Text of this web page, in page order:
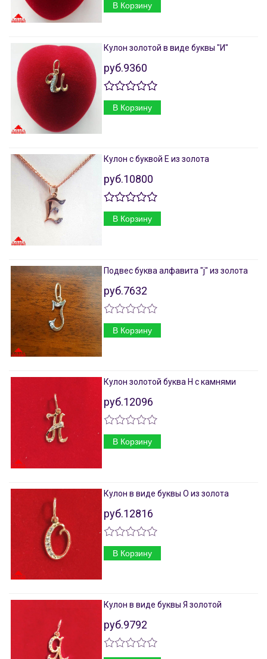
В Корзину
Кулон золотой в виде буквы "И"
руб.9360
В Корзину
Кулон с буквой Е из золота
руб.10800
В Корзину
Подвес буква алфавита "j" из золота
руб.7632
В Корзину
Кулон золотой буква Н с камнями
руб.12096
В Корзину
Кулон в виде буквы О из золота
руб.12816
В Корзину
Кулон в виде буквы Я золотой
руб.9792